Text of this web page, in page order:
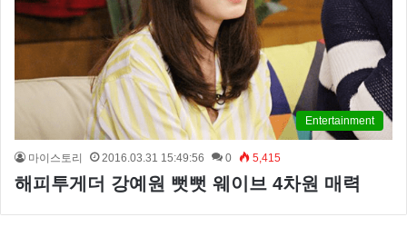
Entertainment
마이스토리 2016.03.31 15:49:56 0 5,415
해피투게더 강예원 뻣뻣 웨이브 4차원 매력